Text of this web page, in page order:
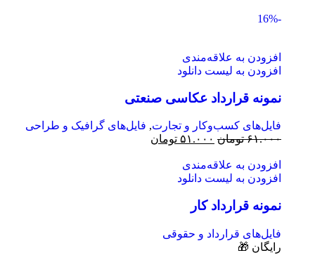
-16%
افزودن به علاقه‌مندی
افزودن به لیست دانلود
نمونه قرارداد عکاسی صنعتی
فایل‌های کسب‌وکار و تجارت, فایل‌های گرافیک و طراحی
۶۱.۰۰۰ تومان ۵۱.۰۰۰ تومان
افزودن به علاقه‌مندی
افزودن به لیست دانلود
نمونه قرارداد کار
فایل‌های قرارداد و حقوقی
رایگان 🎁